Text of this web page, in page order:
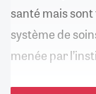
santé mais sont
système de
menée par